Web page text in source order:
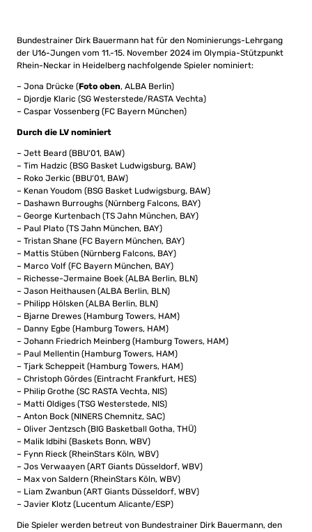
Bundestrainer Dirk Bauermann hat für den Nominierungs-Lehrgang
der U16-Jungen vom 11.-15. November 2024 im Olympia-Stützpunkt
Rhein-Neckar in Heidelberg nachfolgende Spieler nominiert:
– Jona Drücke (Foto oben, ALBA Berlin)
– Djordje Klaric (SG Westerstede/RASTA Vechta)
– Caspar Vossenberg (FC Bayern München)
Durch die LV nominiert
– Jett Beard (BBU‘01, BAW)
– Tim Hadzic (BSG Basket Ludwigsburg, BAW)
– Roko Jerkic (BBU‘01, BAW)
– Kenan Youdom (BSG Basket Ludwigsburg, BAW)
– Dashawn Burroughs (Nürnberg Falcons, BAY)
– George Kurtenbach (TS Jahn München, BAY)
– Paul Plato (TS Jahn München, BAY)
– Tristan Shane (FC Bayern München, BAY)
– Mattis Stüben (Nürnberg Falcons, BAY)
– Marco Volf (FC Bayern München, BAY)
– Richesse-Jermaine Boek (ALBA Berlin, BLN)
– Jason Heithausen (ALBA Berlin, BLN)
– Philipp Hölsken (ALBA Berlin, BLN)
– Bjarne Drewes (Hamburg Towers, HAM)
– Danny Egbe (Hamburg Towers, HAM)
– Johann Friedrich Meinberg (Hamburg Towers, HAM)
– Paul Mellentin (Hamburg Towers, HAM)
– Tjark Scheppeit (Hamburg Towers, HAM)
– Christoph Gördes (Eintracht Frankfurt, HES)
– Philip Grothe (SC RASTA Vechta, NIS)
– Matti Oldiges (TSG Westerstede, NIS)
– Anton Bock (NINERS Chemnitz, SAC)
– Oliver Jentzsch (BIG Basketball Gotha, THÜ)
– Malik Idbihi (Baskets Bonn, WBV)
– Fynn Rieck (RheinStars Köln, WBV)
– Jos Verwaayen (ART Giants Düsseldorf, WBV)
– Max von Saldern (RheinStars Köln, WBV)
– Liam Zwanbun (ART Giants Düsseldorf, WBV)
– Javier Klotz (Lucentum Alicante/ESP)
Die Spieler werden betreut von Bundestrainer Dirk Bauermann, den